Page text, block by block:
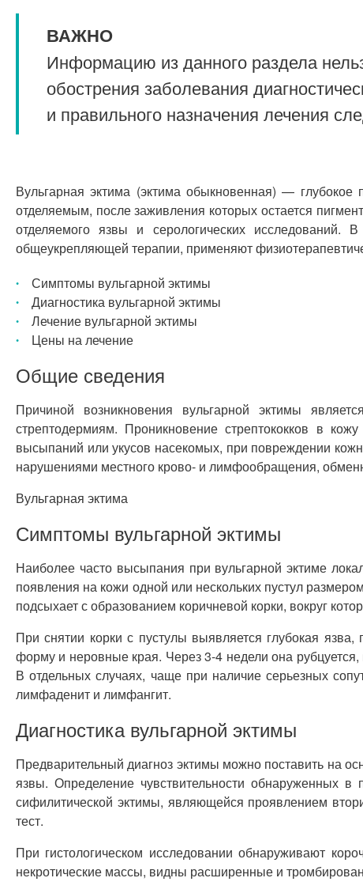
ВАЖНО
Информацию из данного раздела
обострения заболевания
и правильного назначения лечения
Вульгарная эктима (эктима обыкновенная) —
отделяемым, после заживления которых остается
отделяемого язвы и серологических
общеукрепляющей терапии, применяют
Симптомы вульгарной эктимы
Диагностика вульгарной эктимы
Лечение вульгарной эктимы
Цены на лечение
Общие сведения
Причиной возникновения вульгарной эктимы
стрептодермиям. Проникновение стрептококков в
высыпаний или укусов насекомых, при повреждении
нарушениями местного крово- и лимфообращения,
Вульгарная эктима
Симптомы вульгарной эктимы
Наиболее часто высыпания при вульгарной эктиме
появления на кожи одной или нескольких пустул
подсыхает с образованием коричневой корки, вокруг
При снятии корки с пустулы выявляется глубокая
форму и неровные края. Через 3-4 недели она
В отдельных случаях, чаще при наличие серьезных
лимфаденит и лимфангит.
Диагностика вульгарной эктимы
Предварительный диагноз эктимы можно поставить на
язвы. Определение чувствительности обнаруженных
сифилитической эктимы, являющейся проявлением
тест.
При гистологическом исследовании обнаруживают
некротические массы, видны расширенные и